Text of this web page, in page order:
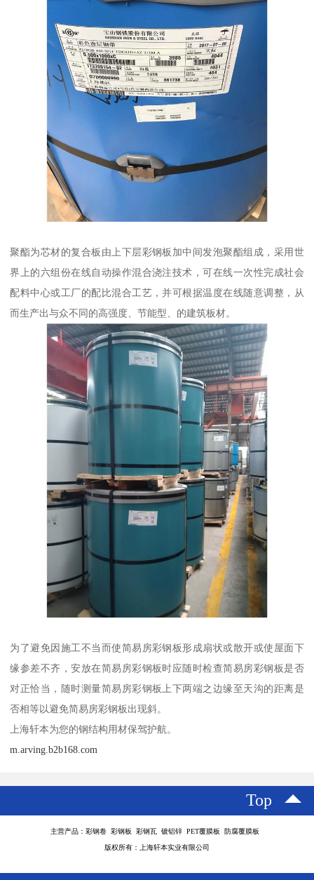
聚酯为芯材的复合板由上下层彩钢板加中间发泡聚酯组成，采用世
界上的六组份在线自动操作混合浇注技术，可在线一次性完成社会
配料中心或工厂的配比混合工艺，并可根据温度在线随意调整，从
而生产出与众不同的高强度、节能型、的建筑板材。
为了避免因施工不当而使简易房彩钢板形成扇状或散开或使屋面下
缘参差不齐，安放在简易房彩钢板时应随时检查简易房彩钢板是否
对正恰当，随时测量简易房彩钢板上下两端之边缘至天沟的距离是
否相等以避免简易房彩钢板出现斜。
上海轩本为您的钢结构用材保驾护航。
m.arving.b2b168.com
Top
主营产品：彩钢卷 彩钢板 彩钢瓦 镀铝锌 PET覆膜板 防腐覆膜板
版权所有：上海轩本实业有限公司